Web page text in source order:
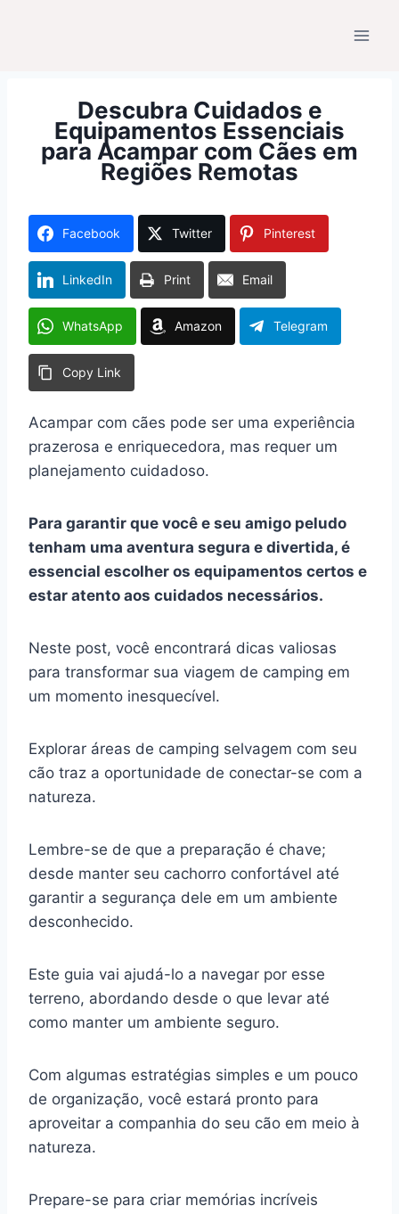
Descubra Cuidados e
Equipamentos Essenciais
para Acampar com Cães em
Regiões Remotas
Facebook Twitter Pinterest
LinkedIn Print Email
WhatsApp Amazon Telegram
Copy Link
Acampar com cães pode ser uma experiência
prazerosa e enriquecedora, mas requer um
planejamento cuidadoso.
Para garantir que você e seu amigo peludo
tenham uma aventura segura e divertida, é
essencial escolher os equipamentos certos e
estar atento aos cuidados necessários.
Neste post, você encontrará dicas valiosas
para transformar sua viagem de camping em
um momento inesquecível.
Explorar áreas de camping selvagem com seu
cão traz a oportunidade de conectar-se com a
natureza.
Lembre-se de que a preparação é chave;
desde manter seu cachorro confortável até
garantir a segurança dele em um ambiente
desconhecido.
Este guia vai ajudá-lo a navegar por esse
terreno, abordando desde o que levar até
como manter um ambiente seguro.
Com algumas estratégias simples e um pouco
de organização, você estará pronto para
aproveitar a companhia do seu cão em meio à
natureza.
Prepare-se para criar memórias incríveis